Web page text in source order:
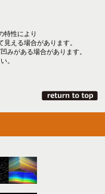
特性により
える場合があります。
みがある場合があります。
。